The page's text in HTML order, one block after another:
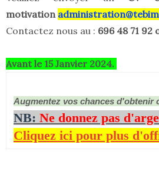
motivation
Contactez nous au : 696 48 71 92
Avant le 15 Janvier 2024.
Augmentez vos chances d'obtenir
NB: Ne donnez pas
Cliquez ici pour plus